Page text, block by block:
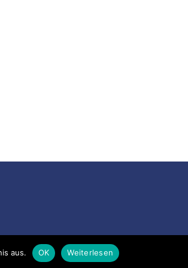
aus. OK Weiterlesen